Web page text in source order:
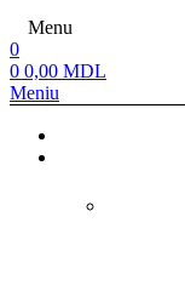
Menu
0
0 0,00 MDL
Meniu